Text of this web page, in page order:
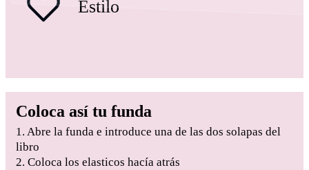
Estilo
Coloca así tu funda
1. Abre la funda e introduce una de las dos solapas del
libro
2. Coloca los elasticos hacía atrás